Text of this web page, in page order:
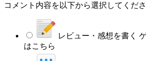
コメント内容を以下から選択してくだ
レビュー・感想を書く
はこちら